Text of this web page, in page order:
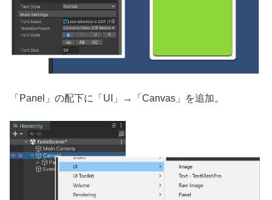
「Panel」の配下に「UI」→「Canvas」を追加。